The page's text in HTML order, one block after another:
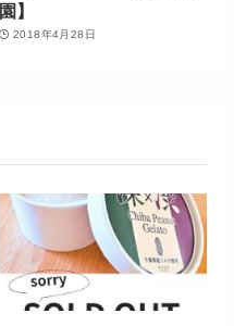
園】
2018年4月28日